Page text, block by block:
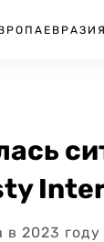
ЕВРАЗИЯ
2023 году